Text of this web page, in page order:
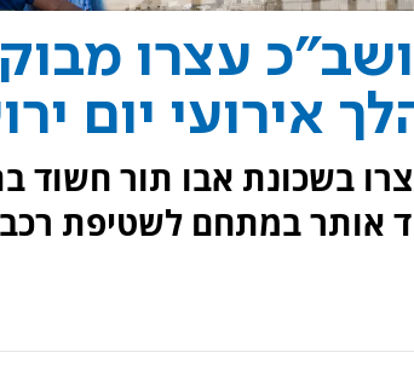
עצרו
אירועי יום
בשכונת אבו תור חשוד
אותר במתחם לשטיפת